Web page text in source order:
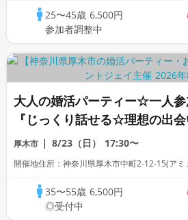
25〜45歳 6,500円
参加者調整中
大人の婚活パーティー☆一人
『じっくり話せる☆理想の出会
厚木市 8/23（日） 17:30〜
開催地住所：神奈川県厚木市中町2-12-15(ア
35〜55歳 6,500円
◎受付中